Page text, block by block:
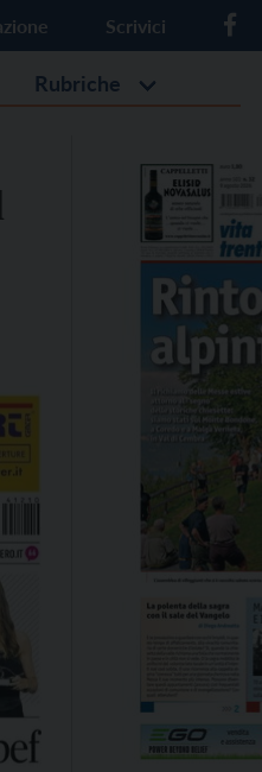
Scrivici
Rubriche